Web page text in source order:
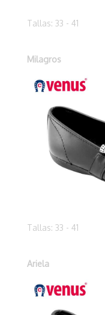
Tallas: 33 - 41
Milagros
Tallas: 33 - 41
Ariela